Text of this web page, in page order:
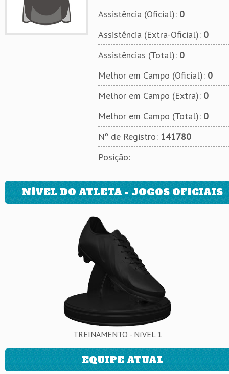
Assistência (Oficial): 0
Assistência (Extra-Oficial): 0
Assistências (Total): 0
Melhor em Campo (Oficial): 0
Melhor em Campo (Extra): 0
Melhor em Campo (Total): 0
Nº de Registro: 141780
Posição:
NÍVEL DO ATLETA - JOGOS OFICIAIS
TREINAMENTO - NíVEL 1
EQUIPE ATUAL